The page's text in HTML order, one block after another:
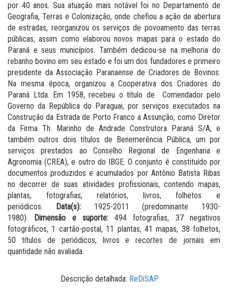
por 40 anos. Sua atuação mais notável foi no Departamento de
Geografia, Terras e Colonização, onde chefiou a ação de abertura
de estradas, reorganizou os serviços de povoamento das terras
públicas, assim como elaborou novos mapas para o estado do
Paraná e seus municípios. Também dedicou-se na melhoria do
rebanho bovino em seu estado e foi um dos fundadores e primeiro
presidente da Associação Paranaense de Criadores de Bovinos.
Na mesma época, organizou a Cooperativa dos Criadores do
Paraná Ltda. Em 1958, recebeu o título de Comendador pelo
Governo da República do Paraguai, por serviços executados na
Construção da Estrada de Porto Franco a Assunção, como Diretor
da Firma Th. Marinho de Andrade Construtora Paraná S/A, e
também outros dois títulos de Benemerência Pública, um por
serviços prestados ao Conselho Regional de Engenharia e
Agronomia (CREA), e outro do IBGE. O conjunto é constituído por
documentos produzidos e acumulados por Antônio Batista Ribas
no decorrer de suas atividades profissionais, contendo mapas,
plantas, fotografias, relatórios, livros, folhetos e
periódicos.
Data(s):1925-2011 (predominante 1930-
1980).
Dimensão e suporte:494 fotografias, 37 negativos
fotográficos, 1 cartão-postal, 11 plantas, 41 mapas, 38 folhetos,
50 títulos de periódicos, livros e recortes de jornais em
quantidade não avaliada.
Descrição detalhada: ReDiSAP